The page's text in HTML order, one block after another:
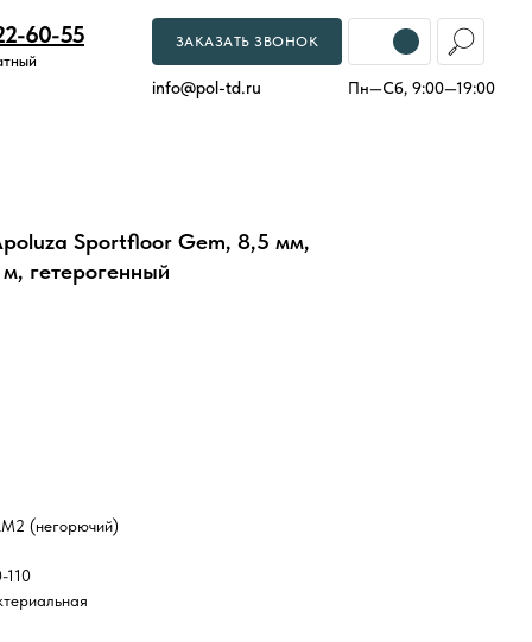
ЗАКАЗАТЬ ЗВОНОК
60-55
Пн—Сб, 9:00—19:00
info@pol-td.ru
Sportfloor Gem, 8,5 мм,
гетерогенный
(негорючий)
110